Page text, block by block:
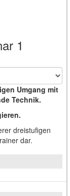
1
Umgang mit
Technik.
dreistufigen
dar.